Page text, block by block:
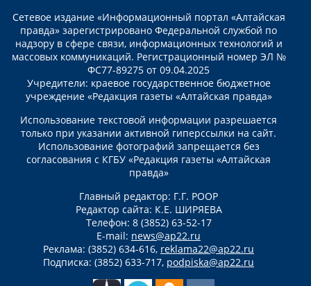
Сетевое издание «Информационный портал «Алтайская
правда» зарегистрировано Федеральной службой по
надзору в сфере связи, информационных технологий и
массовых коммуникаций. Регистрационный номер ЭЛ №
ФС77-89275 от 09.04.2025
Учредители: краевое государственное бюджетное
учреждение «Редакция газеты «Алтайская правда»
Использование текстовой информации разрешается
только при указании активной гиперссылки на сайт.
Использование фотографий запрещается без
согласования с КГБУ «Редакция газеты «Алтайская
правда»
Главный редактор: Г.Г. РООР
Редактор сайта: К.Е. ШИРЯЕВА
Телефон: 8 (3852) 63-52-17
E-mail: news@ap22.ru
Реклама: (3852) 634-616, reklama22@ap22.ru
Подписка: (3852) 633-717, podpiska@ap22.ru